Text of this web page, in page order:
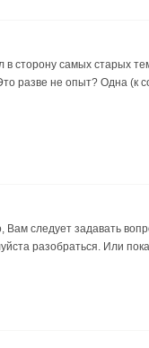
в сторону самых старых
разве не опыт? Одна (к
следует задавать
разобраться. Или